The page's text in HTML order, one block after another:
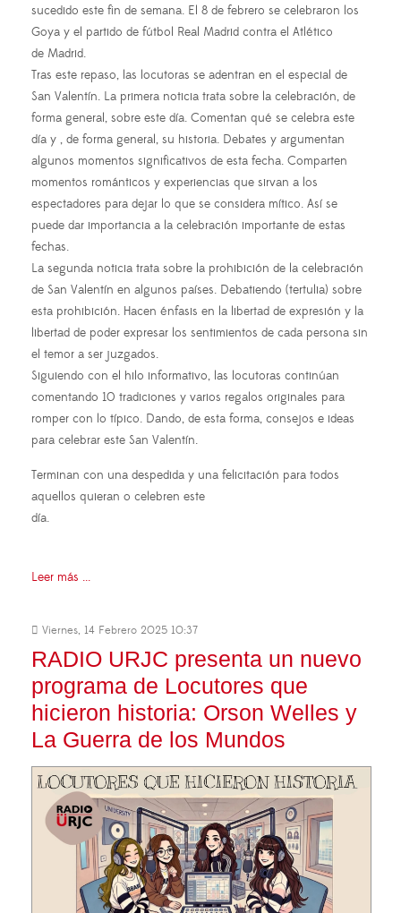
sucedido este fin de semana. El 8 de febrero se celebraron los
Goya y el partido de fútbol Real Madrid contra el Atlético
de Madrid.
Tras este repaso, las locutoras se adentran en el especial de
San Valentín. La primera noticia trata sobre la celebración, de
forma general, sobre este día. Comentan qué se celebra este
día y , de forma general, su historia. Debates y argumentan
algunos momentos significativos de esta fecha. Comparten
momentos románticos y experiencias que sirvan a los
espectadores para dejar lo que se considera mítico. Así se
puede dar importancia a la celebración importante de estas
fechas.
La segunda noticia trata sobre la prohibición de la celebración
de San Valentín en algunos países. Debatiendo (tertulia) sobre
esta prohibición. Hacen énfasis en la libertad de expresión y la
libertad de poder expresar los sentimientos de cada persona sin
el temor a ser juzgados.
Siguiendo con el hilo informativo, las locutoras continúan
comentando 10 tradiciones y varios regalos originales para
romper con lo típico. Dando, de esta forma, consejos e ideas
para celebrar este San Valentín.
Terminan con una despedida y una felicitación para todos
aquellos quieran o celebren este
día.
Leer más ...
Viernes, 14 Febrero 2025 10:37
RADIO URJC presenta un nuevo
programa de Locutores que
hicieron historia: Orson Welles y
La Guerra de los Mundos